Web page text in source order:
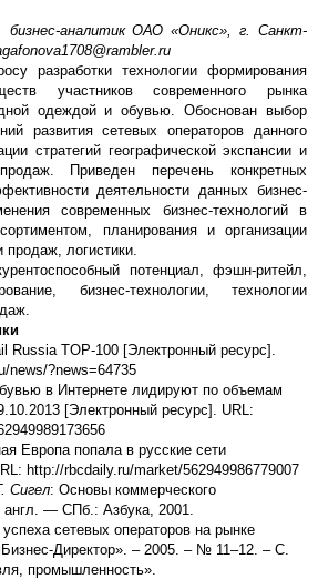
бизнес-аналитик ОАО «Оникс», г. Санкт-
разработки технологии формирования
участников современного рынка
одеждой и обувью. Обоснован выбор
развития сетевых операторов данного
стратегий географической экспансии и
Приведен перечень конкретных
деятельности данных бизнес-
современных бизнес-технологий в
планирования и организации
продаж, логистики.
потенциал, фэшн-ритейл,
бизнес-технологии, технологии
Russia TOP-100 [Электронный ресурс].
news/?news=64735
в Интернете лидируют по объемам
[Электронный ресурс]. URL:
Европа попала в русские сети
http://rbcdaily.ru/market/562949986779007
Сигел: Основы коммерческого
— СПб.: Азбука, 2001.
сетевых операторов на рынке
Директор». – 2005. – № 11–12. – С.
промышленность».